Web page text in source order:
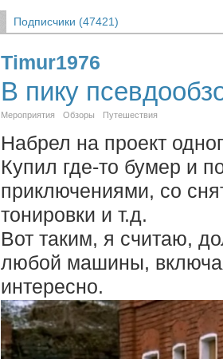
Подписчики (47421)
Timur1976
В пику
Мероприятия Обзоры Путешествия
Набрел на проект
Купил где-то бумер и
приключениями, со
тонировки и т.д.
Вот таким, я считаю,
любой машины,
интересно.